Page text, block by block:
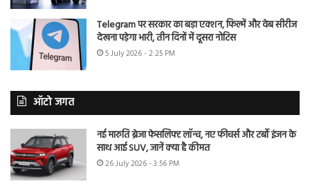
Telegram पर सरकार का बड़ा एक्शन, फिल्में और वेब सीरीज
देखना पड़ेगा भारी, तीन दिनों में दूसरा नोटिस
5 July 2026 - 2:25 PM
ऑटो जगत
नई मारुति ब्रेजा फेसलिफ्ट लॉन्च, नए फीचर्स और टर्बो इंजन के
साथ आई SUV, जानें क्या है कीमत
26 July 2026 - 3:56 PM